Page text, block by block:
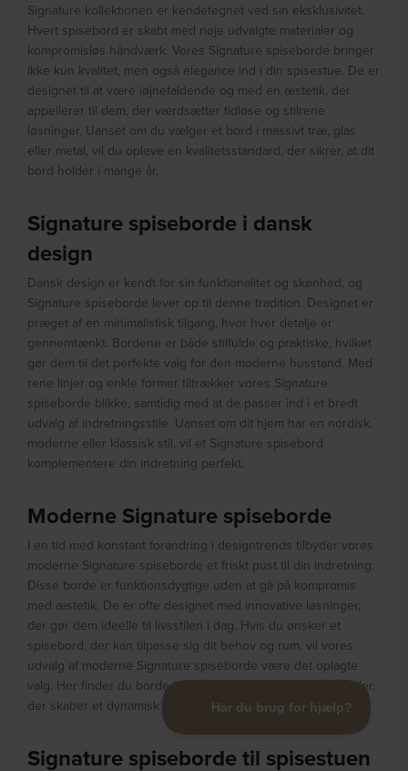
Signature kollektionen er kendetegnet ved sin eksklusivitet.
Hvert spisebord er skabt med nøje udvalgte materialer og
kompromisløs håndværk. Vores Signature spiseborde bringer
ikke kun kvalitet, men også elegance ind i din spisestue. De er
designet til at være iøjnefaldende og med en æstetik, der
appellerer til dem, der værdsætter tidløse og stilrene
løsninger. Uanset om du vælger et bord i massivt træ, glas
eller metal, vil du opleve en kvalitetsstandard, der sikrer, at dit
bord holder i mange år.
Signature spiseborde i dansk
design
Dansk design er kendt for sin funktionalitet og skønhed, og
Signature spiseborde lever op til denne tradition. Designet er
præget af en minimalistisk tilgang, hvor hver detalje er
gennemtænkt. Bordene er både stilfulde og praktiske, hvilket
gør dem til det perfekte valg for den moderne husstand. Med
rene linjer og enkle former tiltrækker vores Signature
spiseborde blikke, samtidig med at de passer ind i et bredt
udvalg af indretningsstile. Uanset om dit hjem har en nordisk,
moderne eller klassisk stil, vil et Signature spisebord
komplementere din indretning perfekt.
Moderne Signature spiseborde
I en tid med konstant forandring i designtrends tilbyder vores
moderne Signature spiseborde et friskt pust til din indretning.
Disse borde er funktionsdygtige uden at gå på kompromis
med æstetik. De er ofte designet med innovative løsninger,
der gør dem ideelle til livsstilen i dag. Hvis du ønsker et
spisebord, der kan tilpasse sig dit behov og rum, vil vores
udvalg af moderne Signature spiseborde være det oplagte
valg. Her finder du borde i unikke former, farver og materialer,
der skaber et dynamisk udtryk i din spisestue.
Signature spiseborde til spisestuen